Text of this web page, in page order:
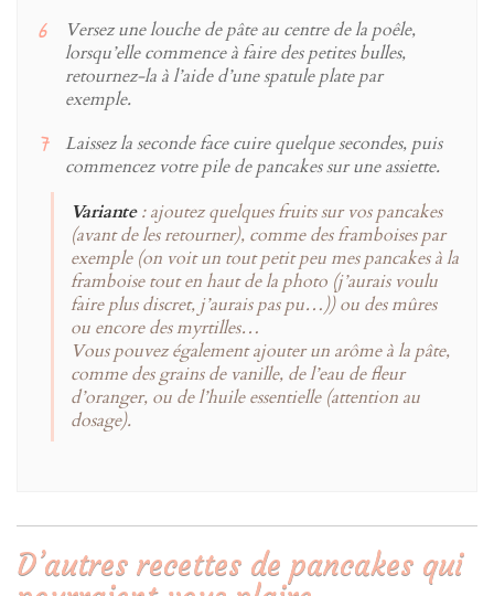
Versez une louche de pâte au centre de la poêle,
lorsqu’elle commence à faire des petites bulles,
retournez-la à l’aide d’une spatule plate par
exemple.
Laissez la seconde face cuire quelque secondes, puis
commencez votre pile de pancakes sur une assiette.
Variante: ajoutez quelques fruits sur vos pancakes
(avant de les retourner), comme des framboises par
exemple (on voit un tout petit peu mes pancakes à la
framboise tout en haut de la photo (j’aurais voulu
faire plus discret, j’aurais pas pu…)) ou des mûres
ou encore des myrtilles…
Vous pouvez également ajouter un arôme à la pâte,
comme des grains de vanille, de l’eau de fleur
d’oranger, ou de l’huile essentielle (attention au
dosage).
D’autres recettes de pancakes qui